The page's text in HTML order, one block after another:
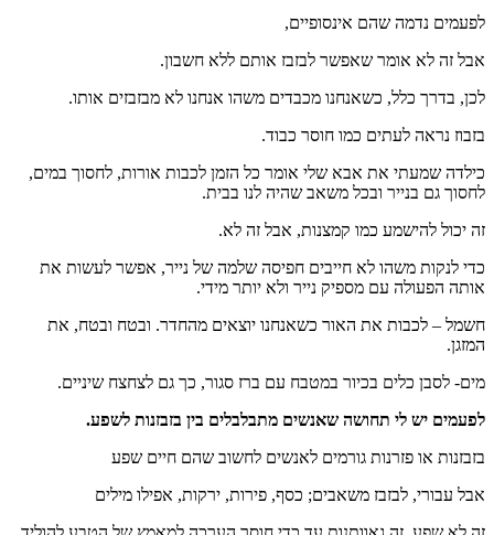
לפעמים נדמה שהם אינסופיים,
אבל זה לא אומר שאפשר לבזבז אותם ללא חשבון.
לכן, בדרך כלל, כשאנחנו מכבדים משהו אנחנו לא מבזבזים אותו.
בזבוז נראה לעתים כמו חוסר כבוד.
כילדה שמעתי את אבא שלי אומר כל הזמן לכבות אורות, לחסוך במים,
לחסוך גם בנייר ובכל משאב שהיה לנו בבית.
זה יכול להישמע כמו קמצנות, אבל זה לא.
כדי לנקות משהו לא חייבים חפיסה שלמה של נייר, אפשר לעשות את
אותה הפעולה עם מספיק נייר ולא יותר מידי.
חשמל – לכבות את האור כשאנחנו יוצאים מהחדר. ובטח ובטח, את
המזגן.
מים- לסבן כלים בכיור במטבח עם ברז סגור, כך גם לצחצח שיניים.
לפעמים יש לי תחושה שאנשים מתבלבלים בין בזבזנות לשפע.
בזבזנות או פזרנות גורמים לאנשים לחשוב שהם חיים שפע
אבל עבורי, לבזבז משאבים; כסף, פירות, ירקות, אפילו מילים